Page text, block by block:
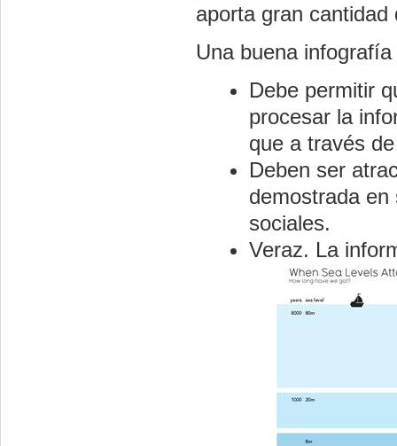
aporta gran cantidad
Una buena
Debe permitir
procesar la
que a través
Deben ser
demostrada
sociales.
Veraz. La